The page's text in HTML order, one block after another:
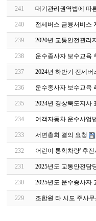
241 대기관리권역법에 따
240 전세버스 금융서비스
239 2020년 교통안전관리
238 운수종사자 보수교육
237 2024년 하반기 전세
236 운수종사자 보수교육
235 2024년 경상북도지사
234 여객자동차 운수사업
233 서면총회 결의 요청
232 어린이 통학차량' 후
231 2025년도 교통안전담
230 2025년도 운수종사자
229 조합원 타 시도 주사